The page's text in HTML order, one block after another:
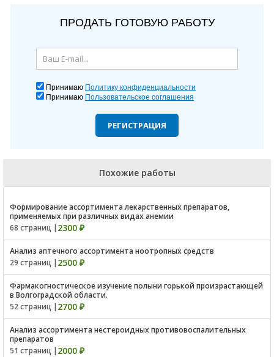
ПРОДАТЬ ГОТОВУЮ РАБОТУ
Принимаю Политику конфиденциальности
Принимаю Пользовательское соглашения
РЕГИСТРАЦИЯ
Похожие работы
Формирование ассортимента лекарственных препаратов,
применяемых при различных видах анемии
68 страниц | 2300 ₽
Анализ аптечного ассортимента ноотропных средств
29 страниц | 2500 ₽
Фармакогностическое изучение полыни горькой произрастающей
в Волгоградской области.
52 страниц | 2700 ₽
Анализ ассортимента нестероидных противовоспалительных
препаратов
51 страниц | 2000 ₽